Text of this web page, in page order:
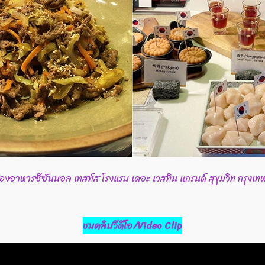
อาหารซีซันนอล เทสท์ส โรงแรม เดอะ เวสทิน แกรนด์ สุขุมวิท กรุงเ
ชมคลิปวีดีโอ/Video Clip